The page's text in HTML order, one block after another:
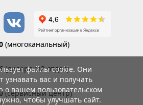
(многоканальный)
(дилерский отдел)
(сервисный центр)
файлы cookie. Они
узнавать вас и получать
вашем пользовательском
чтобы улучшать сайт.